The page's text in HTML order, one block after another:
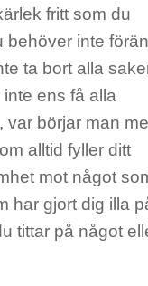
fritt som du
behöver inte
ta bort alla
ens få alla
var börjar man
alltid fyller ditt
mot något
har gjort dig illa
tittar på något